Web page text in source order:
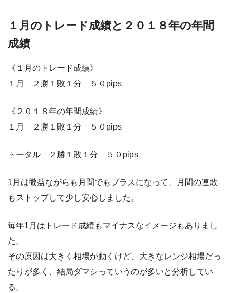
１月のトレード成績と２０１８年の年間
成績
《１月のトレード成績》
１月 ２勝１敗１分 ５０pips
《２０１８年の年間成績》
１月 ２勝１敗１分 ５０pips
トータル ２勝１敗１分 ５０pips
1月は微益ながらも月間でもプラスになって、月間の連敗
もストップして少し安心しました。
毎年1月はトレード成績もマイナスなイメージもありまし
た。
その原因は大きく相場が動くけど、大きなレンジ相場だっ
たりが多く、結局ダマシっていうのが多いと分析してい
る。